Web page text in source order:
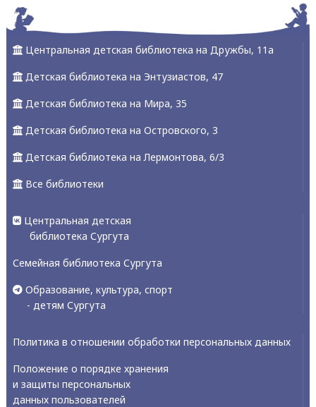
Центральная детская библиотека на Дружбы, 11а
Детская библиотека на Энтузиастов, 47
Детская библиотека на Мира, 35
Детская библиотека на Островского, 3
Детская библиотека на Лермонтова, 6/3
Все библиотеки
Центральная детская
библиотека Сургута
Семейная библиотека Сургута
Образование, культура, спорт
- детям Сургута
Политика в отношении обработки персональных данных
Положение о порядке хранения
и защиты персональных
данных пользователей